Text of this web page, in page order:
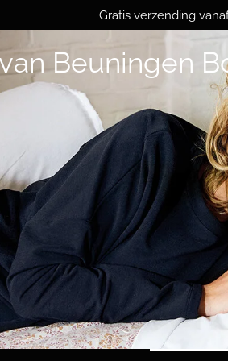
Gratis verzending
Beuningen